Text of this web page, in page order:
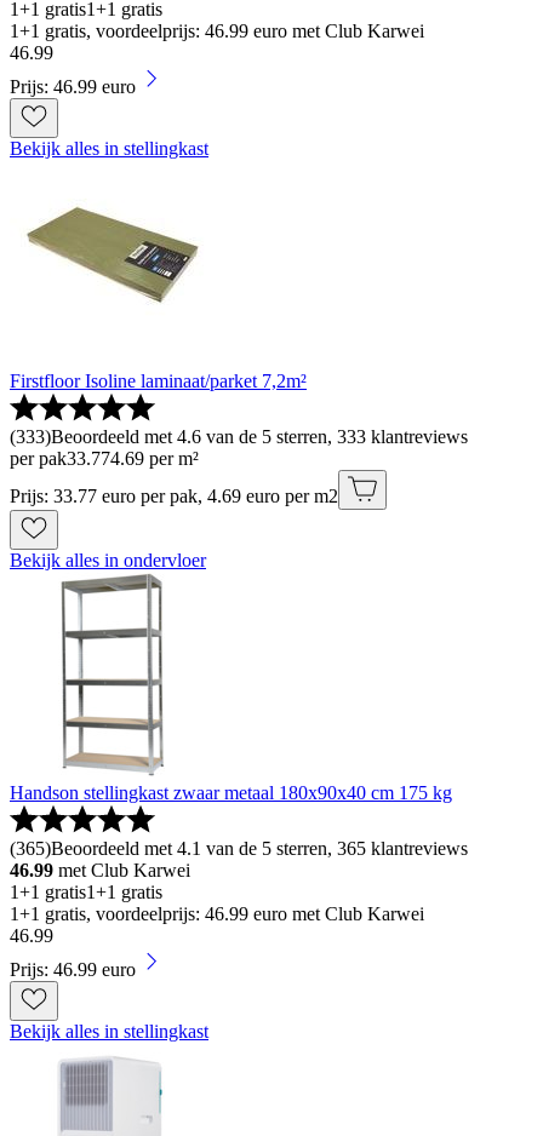
1+1 gratis1+1 gratis
1+1 gratis, voordeelprijs: 46.99 euro met Club Karwei
46.99
Prijs: 46.99 euro
Bekijk alles in stellingkast
Firstfloor Isoline laminaat/parket 7,2m²
(333)Beoordeeld met 4.6 van de 5 sterren, 333 klantreviews
per pak33.774.69 per m²
Prijs: 33.77 euro per pak, 4.69 euro per m2
Bekijk alles in ondervloer
Handson stellingkast zwaar metaal 180x90x40 cm 175 kg
(365)Beoordeeld met 4.1 van de 5 sterren, 365 klantreviews
46.99 met Club Karwei
1+1 gratis1+1 gratis
1+1 gratis, voordeelprijs: 46.99 euro met Club Karwei
46.99
Prijs: 46.99 euro
Bekijk alles in stellingkast